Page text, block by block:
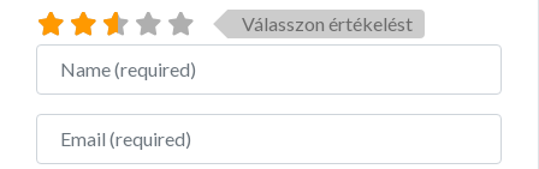
Válasszon értékelést
Name
Email